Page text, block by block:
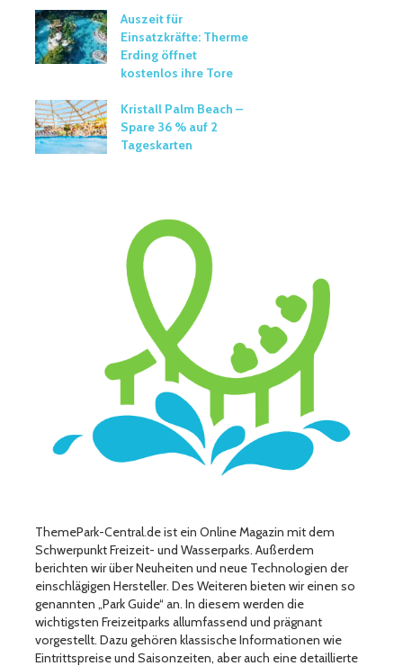
Auszeit für
Einsatzkräfte: Therme
Erding öffnet
kostenlos ihre Tore
Kristall Palm Beach –
Spare 36 % auf 2
Tageskarten
ThemePark-Central.de ist ein Online Magazin mit dem
Schwerpunkt Freizeit- und Wasserparks. Außerdem
berichten wir über Neuheiten und neue Technologien der
einschlägigen Hersteller. Des Weiteren bieten wir einen so
genannten „Park Guide“ an. In diesem werden die
wichtigsten Freizeitparks allumfassend und prägnant
vorgestellt. Dazu gehören klassische Informationen wie
Eintrittspreise und Saisonzeiten, aber auch eine detaillierte